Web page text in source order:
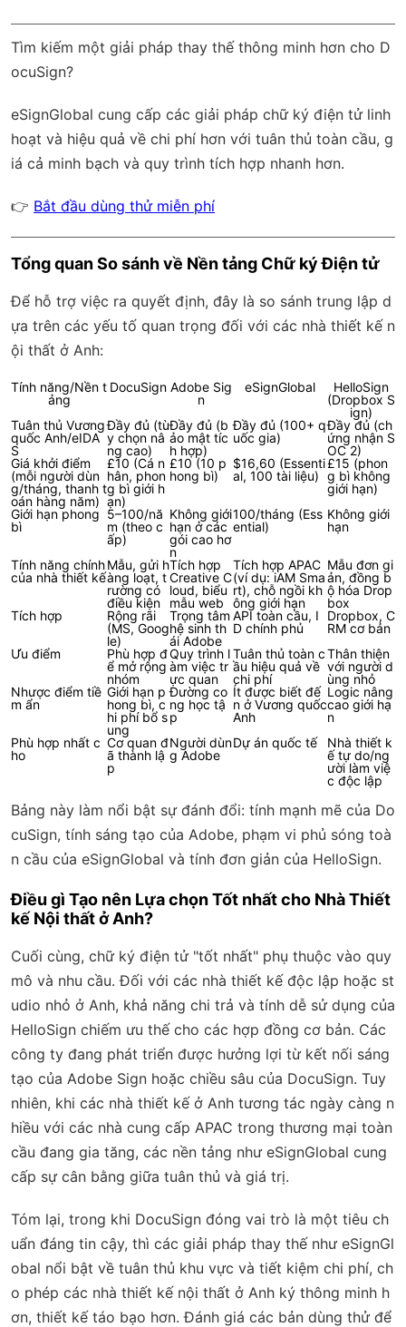
Tìm kiếm một giải pháp thay thế thông minh hơn cho D
ocuSign?
eSignGlobal cung cấp các giải pháp chữ ký điện tử linh
hoạt và hiệu quả về chi phí hơn với tuân thủ toàn cầu, g
iá cả minh bạch và quy trình tích hợp nhanh hơn.
👉 Bắt đầu dùng thử miễn phí
Tổng quan So sánh về Nền tảng Chữ ký Điện tử
Để hỗ trợ việc ra quyết định, đây là so sánh trung lập d
ựa trên các yếu tố quan trọng đối với các nhà thiết kế n
ội thất ở Anh:
Tính năng/Nền t
ảng
DocuSign Adobe Sig
n
eSignGlobal
HelloSign
(Dropbox S
ign)
Tuân thủ Vương
quốc Anh/eIDA
S
Đầy đủ (tù
y chọn nâ
ng cao)
Đầy đủ (b
ảo mật tíc
h hợp)
Đầy đủ (100+ q
uốc gia)
Đầy đủ (ch
ứng nhận S
OC 2)
Giá khởi điểm
(mỗi người dùn
g/tháng, thanh t
oán hàng năm)
£10 (Cá n
hân, phon
g bì giới h
ạn)
£10 (10 p
hong bì)
$16,60 (Essenti
al, 100 tài liệu)
£15 (phon
g bì không
giới hạn)
Giới hạn phong
bì
5–100/nă
m (theo c
ấp)
Không giới
hạn ở các
gói cao hơ
n
100/tháng (Ess
ential)
Không giới
hạn
Tính năng chính
của nhà thiết kế
Mẫu, gửi h
àng loạt, t
rường có
điều kiện
Tích hợp
Creative C
loud, biểu
mẫu web
Tích hợp APAC
(ví dụ: iAM Sma
rt), chỗ ngồi kh
ông giới hạn
Mẫu đơn gi
ản, đồng b
ộ hóa Drop
box
Tích hợp
Rộng rãi
(MS, Goog
le)
Trọng tâm
hệ sinh th
ái Adobe
API toàn cầu, I
D chính phủ
Dropbox, C
RM cơ bản
Ưu điểm
Phù hợp đ
ể mở rộng
nhóm
Quy trình l
àm việc tr
ực quan
Tuân thủ toàn c
ầu hiệu quả về
chi phí
Thân thiện
với người d
ùng nhỏ
Nhược điểm tiề
m ẩn
Giới hạn p
hong bì, c
hi phí bổ s
ung
Đường co
ng học tậ
p
Ít được biết đế
n ở Vương quốc
Anh
Logic nâng
cao giới hạ
n
Phù hợp nhất c
ho
Cơ quan đ
ã thành lậ
p
Người dùn
g Adobe
Dự án quốc tế
Nhà thiết k
ế tự do/ng
ười làm việ
c độc lập
Bảng này làm nổi bật sự đánh đổi: tính mạnh mẽ của Do
cuSign, tính sáng tạo của Adobe, phạm vi phủ sóng toà
n cầu của eSignGlobal và tính đơn giản của HelloSign.
Điều gì Tạo nên Lựa chọn Tốt nhất cho Nhà Thiết
kế Nội thất ở Anh?
Cuối cùng, chữ ký điện tử "tốt nhất" phụ thuộc vào quy
mô và nhu cầu. Đối với các nhà thiết kế độc lập hoặc st
udio nhỏ ở Anh, khả năng chi trả và tính dễ sử dụng của
HelloSign chiếm ưu thế cho các hợp đồng cơ bản. Các
công ty đang phát triển được hưởng lợi từ kết nối sáng
tạo của Adobe Sign hoặc chiều sâu của DocuSign. Tuy
nhiên, khi các nhà thiết kế ở Anh tương tác ngày càng n
hiều với các nhà cung cấp APAC trong thương mại toàn
cầu đang gia tăng, các nền tảng như eSignGlobal cung
cấp sự cân bằng giữa tuân thủ và giá trị.
Tóm lại, trong khi DocuSign đóng vai trò là một tiêu ch
uẩn đáng tin cậy, thì các giải pháp thay thế như eSignGl
obal nổi bật về tuân thủ khu vực và tiết kiệm chi phí, ch
o phép các nhà thiết kế nội thất ở Anh ký thông minh h
ơn, thiết kế táo bạo hơn. Đánh giá các bản dùng thử để